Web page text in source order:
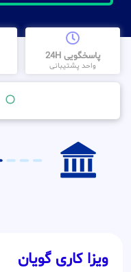
پاسخگویی 24H
واحد پشتیبانی
ویزا کاری گویان